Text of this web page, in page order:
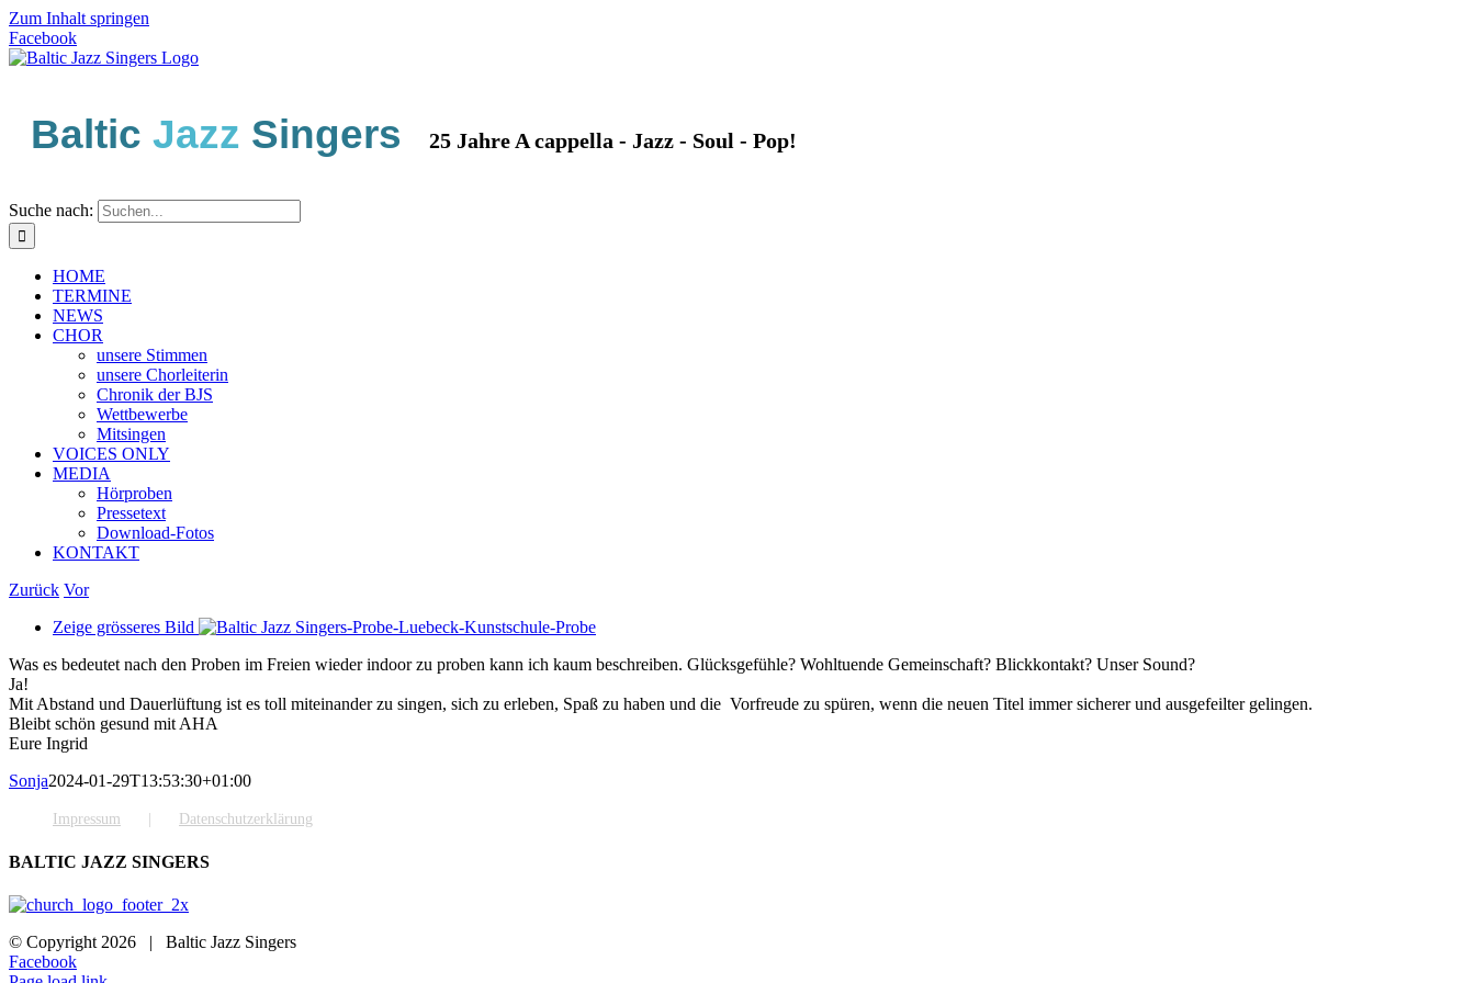
Zum Inhalt springen
Facebook
Baltic Jazz Singers 25 Jahre A cappella - Jazz - Soul - Pop!
Suche nach:
HOME
TERMINE
NEWS
CHOR
unsere Stimmen
unsere Chorleiterin
Chronik der BJS
Wettbewerbe
Mitsingen
VOICES ONLY
MEDIA
Hörproben
Pressetext
Download-Fotos
KONTAKT
Zurück Vor
Zeige grösseres Bild
Was es bedeutet nach den Proben im Freien wieder indoor zu proben kann ich kaum beschreiben. Glücksgefühle? Wohltuende Gemeinschaft? Blickkontakt? Unser Sound?
Ja!
Mit Abstand und Dauerlüftung ist es toll miteinander zu singen, sich zu erleben, Spaß zu haben und die Vorfreude zu spüren, wenn die neuen Titel immer sicherer und ausgefeilter gelingen.
Bleibt schön gesund mit AHA
Eure Ingrid
Sonja2024-01-29T13:53:30+01:00
Impressum Datenschutzerklärung
BALTIC JAZZ SINGERS
© Copyright 2026 | Baltic Jazz Singers
Facebook